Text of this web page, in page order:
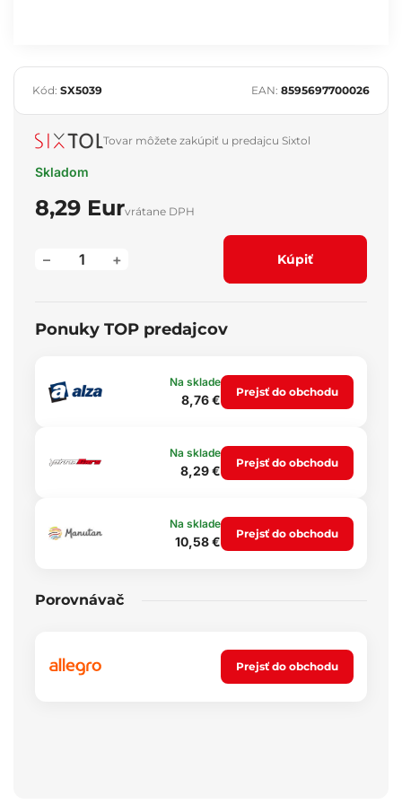
Kód: SX5039 EAN: 8595697700026
Tovar môžete zakúpiť u predajcu Sixtol
Skladom
8,29 Eurvrátane DPH
+
– Kúpiť
Ponuky TOP predajcov
Na sklade
8,76 €
Prejsť do obchodu
Na sklade
8,29 €
Prejsť do obchodu
Na sklade
10,58 €
Prejsť do obchodu
Porovnávač
Prejsť do obchodu